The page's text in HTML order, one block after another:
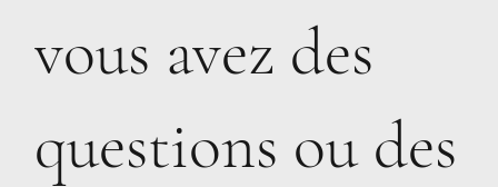
vous avez des
questions ou des